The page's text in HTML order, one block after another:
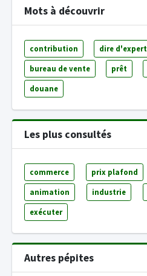
Mots à découvrir
contribution dire d'expert
bureau de vente prêt
douane
Les plus consultés
commerce prix plafond
animation industrie
exécuter
Autres pépites